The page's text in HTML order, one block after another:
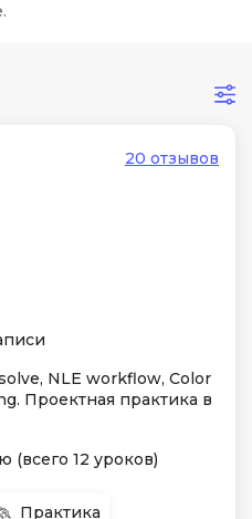
20 отзывов
NLE workflow, Color
Проектная практика в
(всего 12 уроков)
Практика